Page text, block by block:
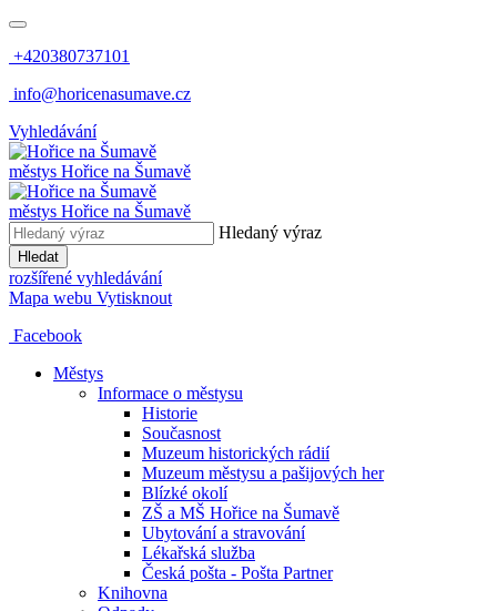
+420380737101
info@horicenasumave.cz
Vyhledávání
městys Hořice na Šumavě
městys Hořice na Šumavě
Hledaný výraz
Hledat
rozšířené vyhledávání
Mapa webu Vytisknout
Facebook
Městys
Informace o městysu
Historie
Současnost
Muzeum historických rádií
Muzeum městysu a pašijových her
Blízké okolí
ZŠ a MŠ Hořice na Šumavě
Ubytování a stravování
Lékařská služba
Česká pošta - Pošta Partner
Knihovna